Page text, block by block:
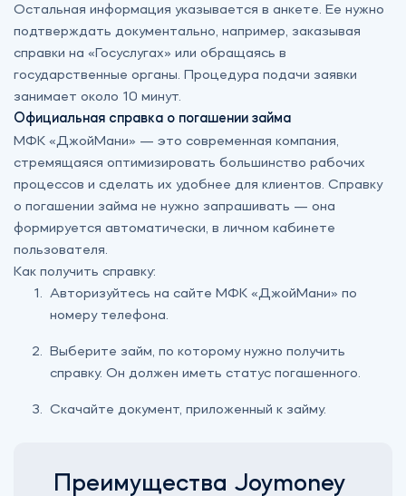
Остальная информация указывается в анкете. Ее нужно
подтверждать документально, например, заказывая
справки на «‎Госуслугах» или обращаясь в
государственные органы. Процедура подачи заявки
занимает около 10 минут.
Официальная справка о погашении займа
МФК «‎ДжойМани» — это современная компания,
стремящаяся оптимизировать большинство рабочих
процессов и сделать их удобнее для клиентов. Справку
о погашении займа не нужно запрашивать — она
формируется автоматически, в личном кабинете
пользователя.
Как получить справку:
Авторизуйтесь на сайте МФК «‎ДжойМани» по
номеру телефона.
Выберите займ, по которому нужно получить
справку. Он должен иметь статус погашенного.
Скачайте документ, приложенный к займу.
Преимущества Joymoney